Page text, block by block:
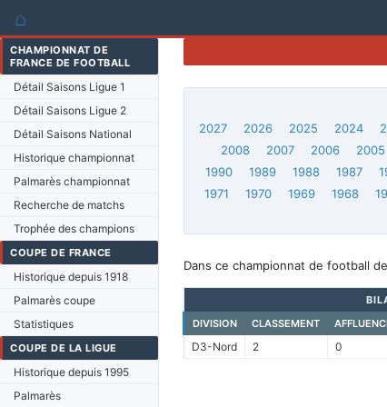
⌂
CHAMPIONNAT DE
FRANCE DE FOOTBALL
Détail Saisons Ligue 1
Détail Saisons Ligue 2
Détail Saisons National
Historique championnat
Palmarès championnat
Recherche de matchs
Trophée des champions
COUPE DE FRANCE
Historique depuis 1918
Palmarès coupe
Statistiques
COUPE DE LA LIGUE
Historique depuis 1995
Palmarès
2027
2026 2025 2024
2008
2007 2006 2005
1990
1989 1988 1987
1971
1970 1969 1968
Dans ce championnat de football
DIVISION
CLASSEMENT
D3-Nord 2 0